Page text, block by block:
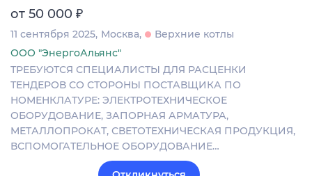
от 50 000 ₽
11 сентября 2025 Москва
Верхние котлы
ООО "ЭнергоАльянс"
ТРЕБУЮТСЯ СПЕЦИАЛИСТЫ ДЛЯ РАСЦЕНКИ
ТЕНДЕРОВ СО СТОРОНЫ ПОСТАВЩИКА ПО
НОМЕНКЛАТУРЕ: ЭЛЕКТРОТЕХНИЧЕСКОЕ
ОБОРУДОВАНИЕ, ЗАПОРНАЯ АРМАТУРА,
МЕТАЛЛОПРОКАТ, СВЕТОТЕХНИЧЕСКАЯ ПРОДУКЦИЯ,
ВСПОМОГАТЕЛЬНОЕ ОБОРУДОВАНИЕ…